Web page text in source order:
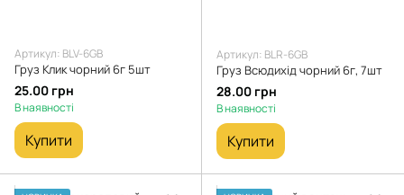
Артикул: BLV-6GB
Груз Клик чорний 6г 5шт
25.00 грн
В наявності
Купити
Артикул: BLR-6GB
Груз Всюдихід чорний 6г, 7шт
28.00 грн
В наявності
Купити